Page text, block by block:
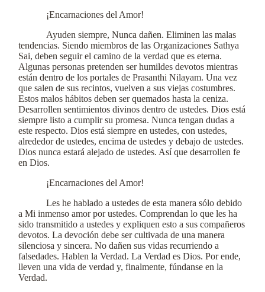
¡Encarnaciones del Amor!
Ayuden siempre, Nunca dañen. Eliminen las malas
tendencias. Siendo miembros de las Organizaciones Sathya
Sai, deben seguir el camino de la verdad que es eterna.
Algunas personas pretenden ser humildes devotos mientras
están dentro de los portales de Prasanthi Nilayam. Una vez
que salen de sus recintos, vuelven a sus viejas costumbres.
Estos malos hábitos deben ser quemados hasta la ceniza.
Desarrollen sentimientos divinos dentro de ustedes. Dios está
siempre listo a cumplir su promesa. Nunca tengan dudas a
este respecto. Dios está siempre en ustedes, con ustedes,
alrededor de ustedes, encima de ustedes y debajo de ustedes.
Dios nunca estará alejado de ustedes. Así que desarrollen fe
en Dios.
¡Encarnaciones del Amor!
Les he hablado a ustedes de esta manera sólo debido
a Mi inmenso amor por ustedes. Comprendan lo que les ha
sido transmitido a ustedes y expliquen esto a sus compañeros
devotos. La devoción debe ser cultivada de una manera
silenciosa y sincera. No dañen sus vidas recurriendo a
falsedades. Hablen la Verdad. La Verdad es Dios. Por ende,
lleven una vida de verdad y, finalmente, fúndanse en la
Verdad.